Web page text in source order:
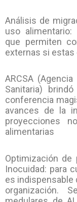
Análisis de
uso
que permiten
externas si
ARCSA
Sanitaria)
conferencia
avances de la
proyecciones
alimentarias
Optimización
Inocuidad: para
es indispensable
organización.